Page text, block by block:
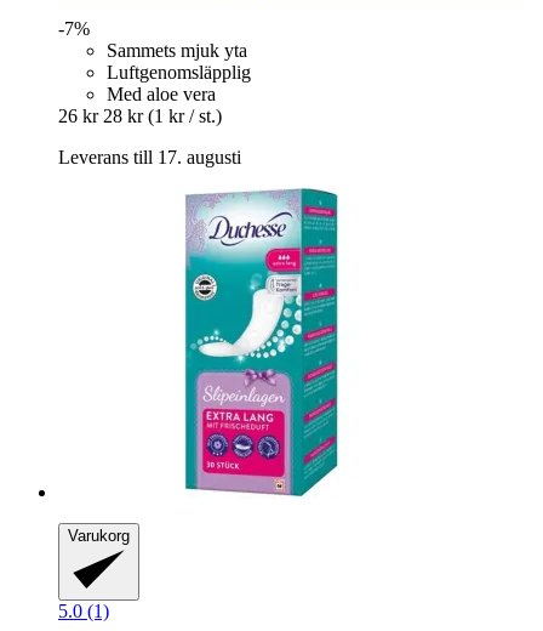
-7%
Sammets mjuk yta
Luftgenomsläpplig
Med aloe vera
26 kr 28 kr (1 kr / st.)
Leverans till 17. augusti
Varukorg
5.0 (1)